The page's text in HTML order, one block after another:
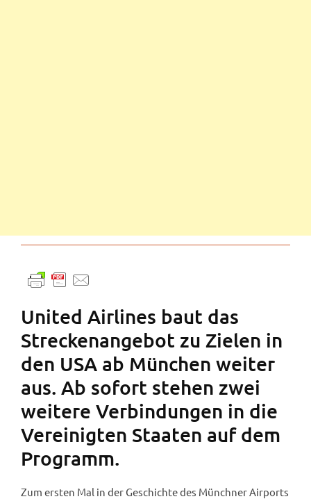
United Airlines baut das
Streckenangebot zu Zielen in
den USA ab München weiter
aus. Ab sofort stehen zwei
weitere Verbindungen in die
Vereinigten Staaten auf dem
Programm.
Zum ersten Mal in der Geschichte des Münchner Airports